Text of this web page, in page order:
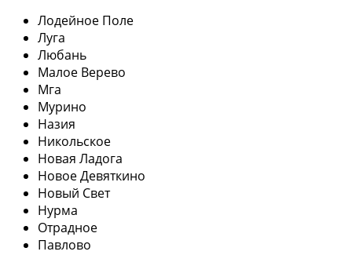
Лодейное Поле
Луга
Любань
Малое Верево
Мга
Мурино
Назия
Никольское
Новая Ладога
Новое Девяткино
Новый Свет
Нурма
Отрадное
Павлово